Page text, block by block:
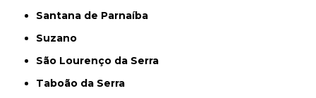
Santana de Parnaíba
Suzano
São Lourenço da Serra
Taboão da Serra